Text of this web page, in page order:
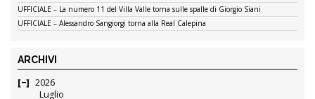
UFFICIALE – La numero 11 del Villa Valle torna sulle spalle di Giorgio Siani
UFFICIALE – Alessandro Sangiorgi torna alla Real Calepina
ARCHIVI
2026
Luglio